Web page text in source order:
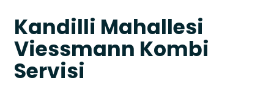
Kandilli Mahallesi
Viessmann Kombi
Servisi